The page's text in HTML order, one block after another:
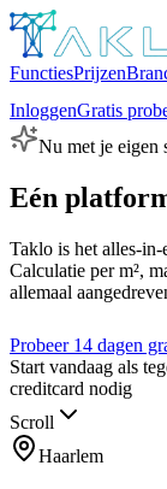
FunctiesPrijzen
InloggenGratis
Nu met je eigen
Eén
Taklo is het alles-
Calculatie per m²,
allemaal
Probeer 14 dagen
Start vandaag als
creditcard nodig
Scroll
Haarlem